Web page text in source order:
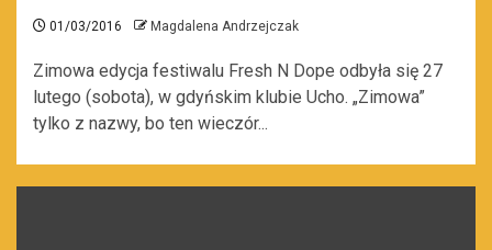
01/03/2016 Magdalena Andrzejczak
Zimowa edycja festiwalu Fresh N Dope odbyła się 27
lutego (sobota), w gdyńskim klubie Ucho. „Zimowa”
tylko z nazwy, bo ten wieczór...